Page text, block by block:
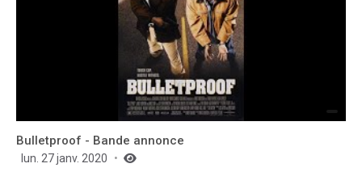
Bulletproof - Bande annonce
lun. 27 janv. 2020